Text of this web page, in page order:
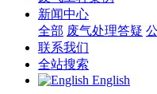
新闻中心
全部 废气处理答疑
联系我们
全站搜索
English